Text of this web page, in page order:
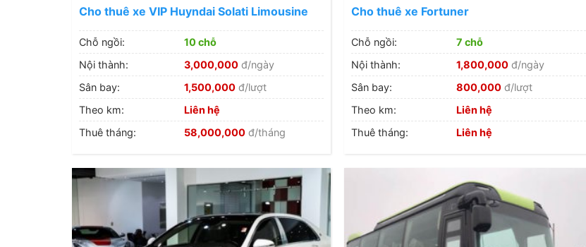
Cho thuê xe VIP Huyndai Solati Limousine
Chỗ ngồi:
10 chỗ
Nội thành:
3,000,000đ/ngày
Sân bay:
1,500,000đ/lượt
Theo km:
Liên hệ
Thuê tháng:
58,000,000đ/tháng
Cho thuê xe Fortuner
Chỗ ngồi:
7 chỗ
Nội thành:
1,800,000 đ/ngày
Sân bay:
800,000 đ/lượt
Theo km:
Liên hệ
Thuê tháng:
Liên hệ